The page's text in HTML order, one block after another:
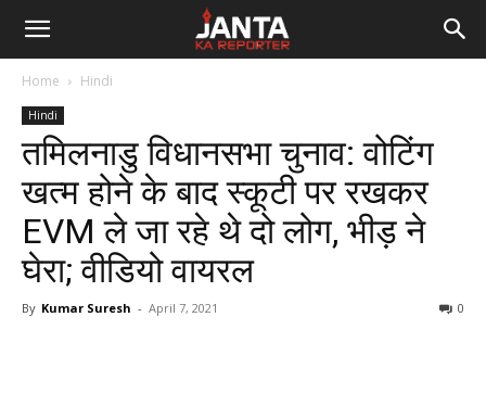
Janta
Reporter
Home Hindi
Hindi
तमिलनाडु विधानसभा चुनाव: वोटिंग
खत्म होने के बाद स्कूटी पर रखकर
EVM ले जा रहे थे दो लोग, भीड़ ने
घेरा; वीडियो वायरल
By Kumar Suresh - April 7, 2021 0